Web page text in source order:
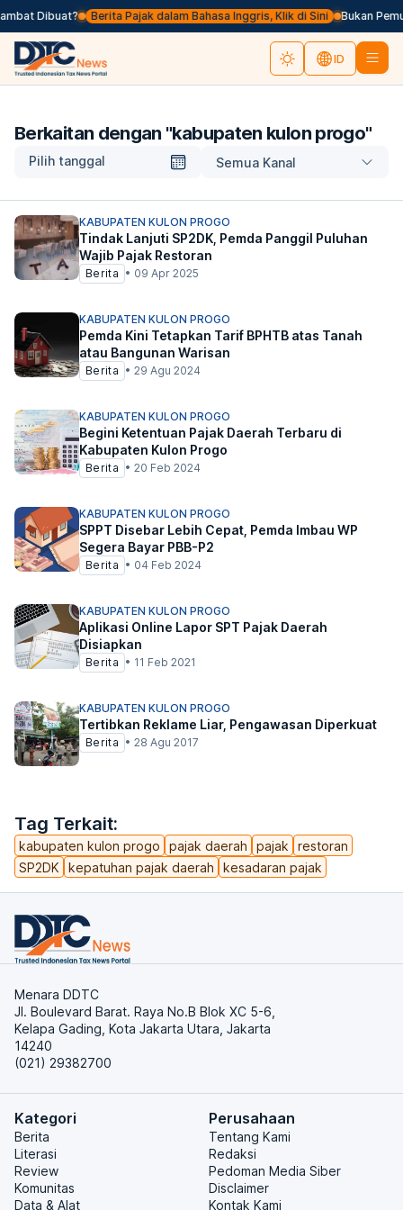
Dibuat? Berita Pajak dalam Bahasa Inggris, Klik di Sini Bukan
ID
Berkaitan dengan "kabupaten kulon progo"
Pilih tanggal Semua Kanal
Tag Terkait:
kabupaten kulon progo pajak daerah pajak
restoran
SP2DK
kepatuhan pajak daerah kesadaran pajak
KABUPATEN KULON PROGO
Tindak Lanjuti SP2DK, Pemda Panggil Puluhan
Wajib Pajak Restoran
Berita • 09 Apr 2025
KABUPATEN KULON PROGO
Pemda Kini Tetapkan Tarif BPHTB atas Tanah
atau Bangunan Warisan
Berita • 29 Agu 2024
KABUPATEN KULON PROGO
Begini Ketentuan Pajak Daerah Terbaru di
Kabupaten Kulon Progo
Berita • 20 Feb 2024
KABUPATEN KULON PROGO
SPPT Disebar Lebih Cepat, Pemda Imbau WP
Segera Bayar PBB-P2
Berita • 04 Feb 2024
KABUPATEN KULON PROGO
Aplikasi Online Lapor SPT Pajak Daerah
Disiapkan
Berita • 11 Feb 2021
KABUPATEN KULON PROGO
Tertibkan Reklame Liar, Pengawasan Diperkuat
Berita • 28 Agu 2017
Menara DDTC
Jl. Boulevard Barat. Raya No.B Blok XC 5-6,
Kelapa Gading, Kota Jakarta Utara, Jakarta
14240
(021) 29382700
Kategori
Berita
Literasi
Review
Komunitas
Data & Alat
Perusahaan
Tentang Kami
Redaksi
Pedoman Media Siber
Disclaimer
Kontak Kami